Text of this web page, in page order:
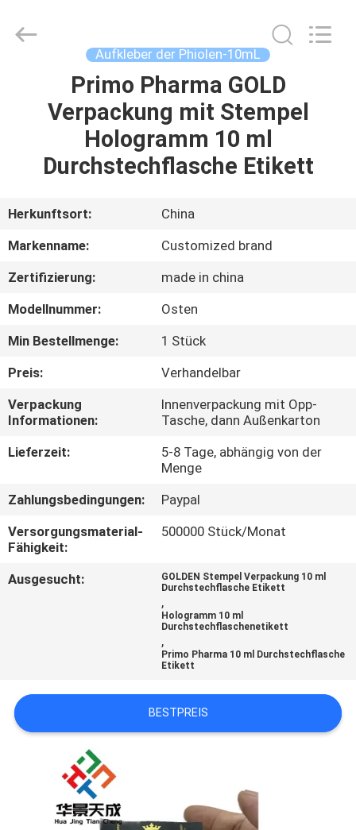
PRODUKTE
UNS
AUSFLUG
QUALITÄTSKONTROLLE
TRETEN
SIE
MIT
IN
VERBINDUNG
NACHRICHTEN
PRIVACY
POLICY
Aufkleber der Phiolen-10mL
Primo Pharma GOLD
Verpackung mit Stempel
Hologramm 10 ml
Durchstechflasche Etikett
Herkunftsort:
China
Markenname:
Customized brand
Zertifizierung:
made in china
Modellnummer:
Osten
Min Bestellmenge:
1 Stück
Preis:
Verhandelbar
Verpackung
Informationen:
Innenverpackung mit Opp-
Tasche, dann Außenkarton
Lieferzeit:
5-8 Tage, abhängig von der
Menge
Zahlungsbedingungen:
Paypal
Versorgungsmaterial-
Fähigkeit:
500000 Stück/Monat
Ausgesucht:
GOLDEN Stempel Verpackung 10 ml
Durchstechflasche Etikett
,
Hologramm 10 ml
Durchstechflaschenetikett
,
Primo Pharma 10 ml Durchstechflasche
Etikett
BESTPREIS